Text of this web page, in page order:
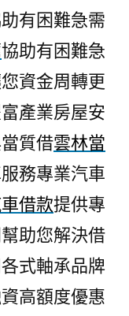
有困難急需
協助有困難急
資金周轉更
產業房屋安
質借雲林當
務專業汽車
借款提供專
助您解決借
式軸承品牌
高額度優惠